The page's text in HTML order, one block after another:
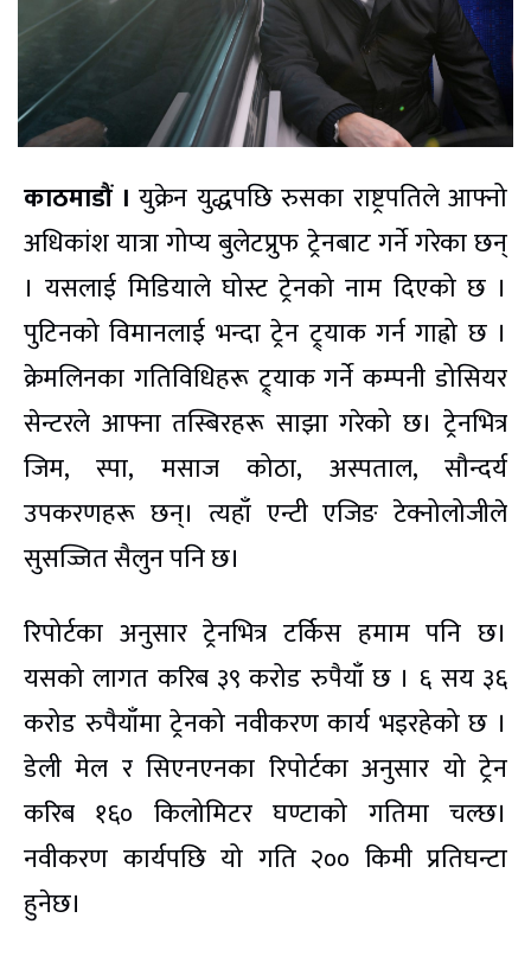
काठमाडौं । युक्रेन युद्धपछि रुसका राष्ट्रपतिले आफ्नो
अधिकांश यात्रा गोप्य बुलेटप्रुफ ट्रेनबाट गर्ने गरेका छन्
। यसलाई मिडियाले घोस्ट ट्रेनको नाम दिएको छ ।
पुटिनको विमानलाई भन्दा ट्रेन ट्र्याक गर्न गाह्रो छ ।
क्रेमलिनका गतिविधिहरू ट्र्याक गर्ने कम्पनी डोसियर
सेन्टरले आफ्ना तस्बिरहरू साझा गरेको छ। ट्रेनभित्र
जिम, स्पा, मसाज कोठा, अस्पताल, सौन्दर्य
उपकरणहरू छन्। त्यहाँ एन्टी एजिङ टेक्नोलोजीले
सुसज्जित सैलुन पनि छ।
रिपोर्टका अनुसार ट्रेनभित्र टर्किस हमाम पनि छ।
यसको लागत करिब ३९ करोड रुपैयाँ छ । ६ सय ३६
करोड रुपैयाँमा ट्रेनको नवीकरण कार्य भइरहेको छ ।
डेली मेल र सिएनएनका रिपोर्टका अनुसार यो ट्रेन
करिब १६० किलोमिटर घण्टाको गतिमा चल्छ।
नवीकरण कार्यपछि यो गति २०० किमी प्रतिघन्टा
हुनेछ।